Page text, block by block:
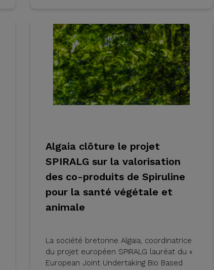
Algaia clôture le projet
SPIRALG sur la valorisation
des co-produits de Spiruline
pour la santé végétale et
animale
La société bretonne Algaia, coordinatrice
du projet européen SPIRALG lauréat du «
European Joint Undertaking Bio Based